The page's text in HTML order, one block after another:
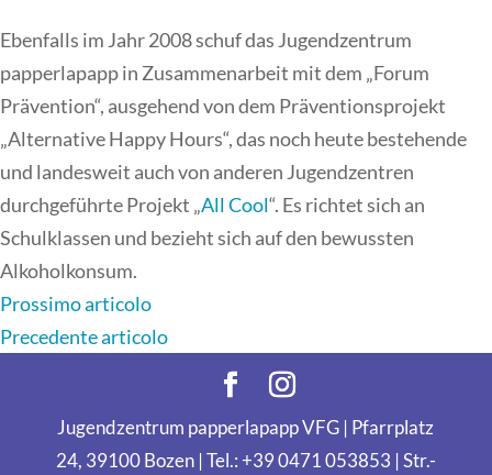
Ebenfalls im Jahr 2008 schuf das Jugendzentrum
papperlapapp in Zusammenarbeit mit dem „Forum
Prävention“, ausgehend von dem Präventionsprojekt
„Alternative Happy Hours“, das noch heute bestehende
und landesweit auch von anderen Jugendzentren
durchgeführte Projekt „All Cool“. Es richtet sich an
Schulklassen und bezieht sich auf den bewussten
Alkoholkonsum.
Prossimo articolo
Precedente articolo
Jugendzentrum papperlapapp VFG | Pfarrplatz
24, 39100 Bozen | Tel.: +39 0471 053853 | Str.-